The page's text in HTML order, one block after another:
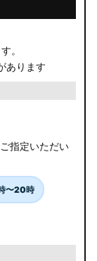
。
あります
指定いただい
〜20時